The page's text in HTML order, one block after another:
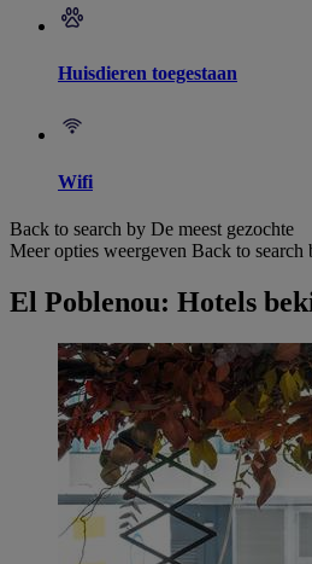
Huisdieren toegestaan
Wifi
Back to search by De meest gezochte
Meer opties weergeven Back to search
El Poblenou: Hotels